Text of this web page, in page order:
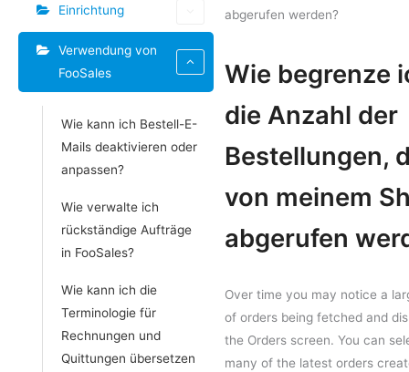
Einrichtung
Verwendung von
FooSales
Wie kann ich Bestell-E-
Mails deaktivieren oder
anpassen?
Wie verwalte ich
rückständige Aufträge
in FooSales?
Wie kann ich die
Terminologie für
Rechnungen und
Quittungen übersetzen
abgerufen werden?
Wie begrenze
die Anzahl der
Bestellungen,
von meinem
abgerufen
Over time you may notice a
of orders being fetched and
the Orders screen. You can
many of the latest orders
Schlagwörter
Navigation